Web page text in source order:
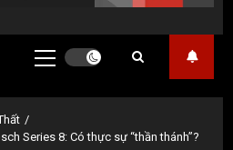
Primary
Series 8: Có thực sự “thần thánh”?